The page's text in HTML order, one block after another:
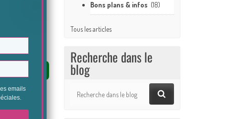
et zen
Bons plans & infos (18)
Tous les articles
Recherche dans le
blog